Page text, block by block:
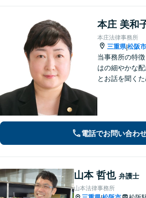
本庄 美和
本庄法律事務所
三重県|松阪市
当事務所の特
はの細やかな
とお話を聞く
電話でお問い合わ
山本 哲也 弁護士
山本法律事務所